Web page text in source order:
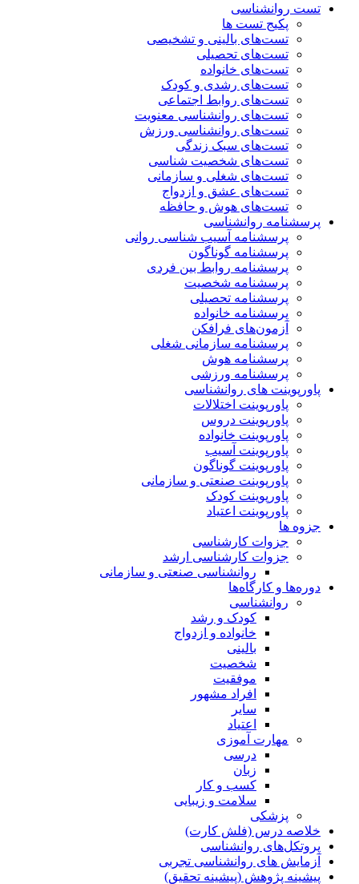
تست روانشناسی
پکیج تست ها
تست‌های بالینی و تشخیصی
تست‌های تحصیلی
تست‌های خانواده
تست‌های رشدی و کودک
تست‌های روابط اجتماعی
تست‌های روانشناسی معنویت
تست‌های روانشناسی ورزش
تست‌های سبک زندگی
تست‌های شخصیت شناسی
تست‌های شغلی و سازمانی
تست‌های عشق و ازدواج
تست‌های هوش و حافظه
پرسشنامه روانشناسی
پرسشنامه آسیب شناسی روانی
پرسشنامه گوناگون
پرسشنامه روابط بین فردی
پرسشنامه شخصیت
پرسشنامه تحصیلی
پرسشنامه خانواده
آزمون‌های فرافکن
پرسشنامه سازمانی شغلی
پرسشنامه هوش
پرسشنامه ورزشی
پاورپوینت های روانشناسی
پاورپوینت اختلالات
پاورپوینت دروس
پاورپوینت خانواده
پاورپوینت آسیب
پاورپوینت گوناگون
پاورپوینت صنعتی و سازمانی
پاورپوینت کودک
پاورپوینت اعتیاد
جزوه ها
جزوات کارشناسی
جزوات کارشناسی ارشد
روانشناسی صنعتی و سازمانی
دوره‌ها و کارگاه‌ها
روانشناسی
کودک و رشد
خانواده و ازدواج
بالینی
شخصیت
موفقیت
افراد مشهور
سایر
اعتیاد
مهارت آموزی
درسی
زبان
کسب و کار
سلامت و زیبایی
پزشکی
خلاصه درس (فلش کارت)
پروتکل‌های روانشناسی
آزمایش های روانشناسی تجربی
پیشینه پژوهش (پیشینه تحقیق)